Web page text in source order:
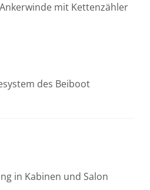
mit Kettenzähler
des Beiboot
in Kabinen und Salon